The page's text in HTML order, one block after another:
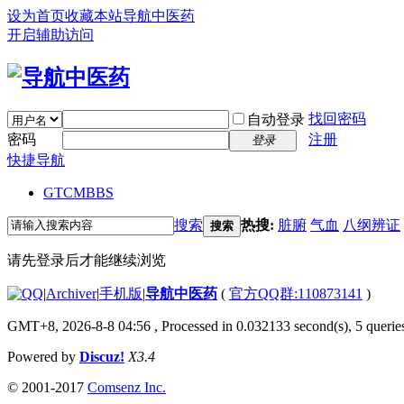
设为首页收藏本站导航中医药
开启辅助访问
自动登录 找回密码
密码
登录
注册
快捷导航
GTCMBBS
搜索 搜索 热搜: 脏腑 气血 八纲辨证
请先登录后才能继续浏览
|Archiver|手机版|导航中医药 ( 官方QQ群:110873141 )
GMT+8, 2026-8-8 04:56 , Processed in 0.032133 second(s), 5
Powered by Discuz! X3.4
© 2001-2017 Comsenz Inc.